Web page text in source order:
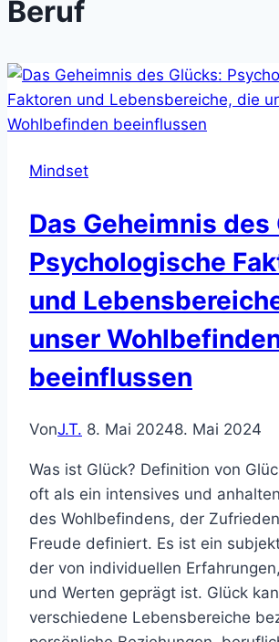
Beruf
Mindset
Das Geheimnis des
Psychologische
und
unser
beeinflussen
VonJ.T. 8. Mai 20248. Mai 2024
Was ist Glück? Definition von
oft als ein intensives und
des Wohlbefindens, der
Freude definiert. Es ist ein
der von individuellen
und Werten geprägt ist. Glück
verschiedene Lebensbereiche